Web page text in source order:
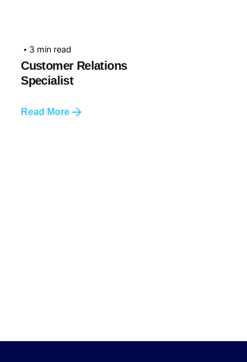
3 min read
Customer Relations
Specialist
Read More